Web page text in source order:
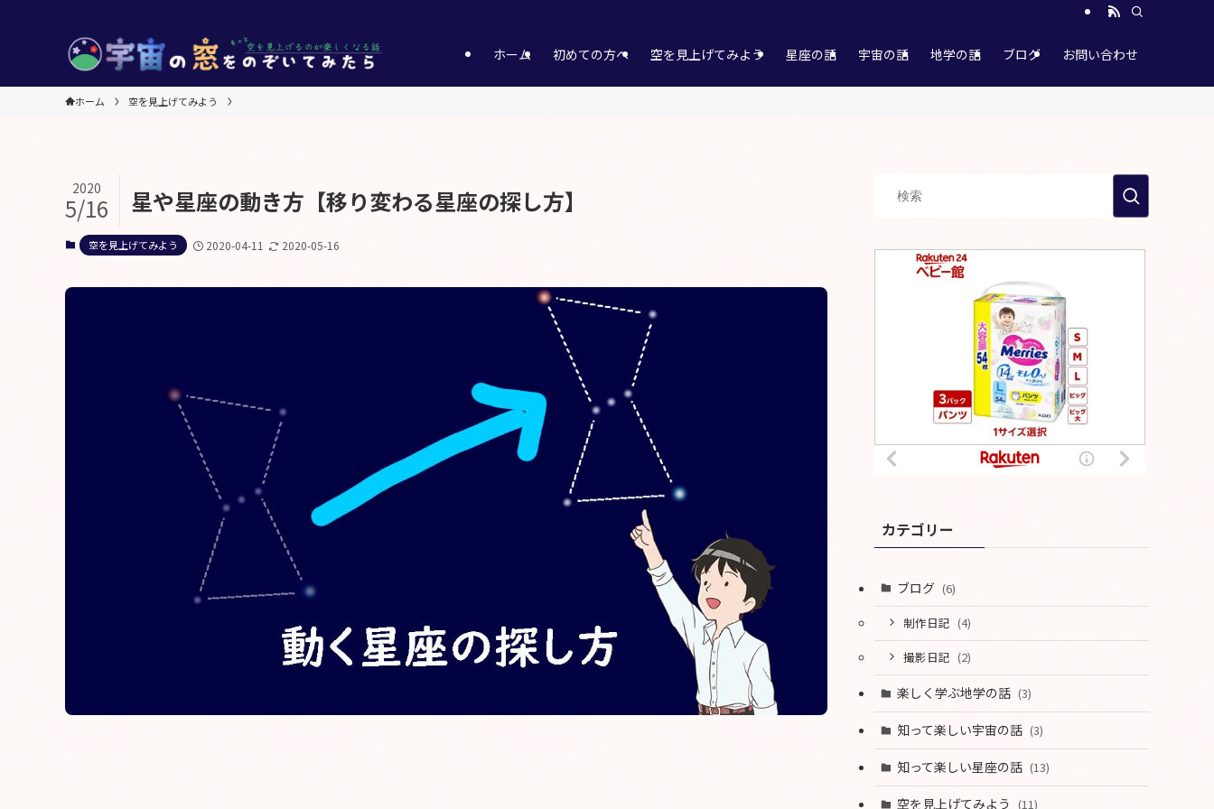
ホーム 初めての方へ 空を見上げてみよう 星座の話 宇宙の話 地学の話 ブログ お問い合わせ
ホーム 空を見上げてみよう
星や星座の動き方【移り変わる星座の探し方】
2020
5/16
空を見上げてみよう 2020-04-11 2020-05-16
カテゴリー
ブログ (6)
制作日記 (4)
撮影日記 (2)
楽しく学ぶ地学の話 (3)
知って楽しい宇宙の話 (3)
知って楽しい星座の話 (13)
空を見上げてみよう (11)